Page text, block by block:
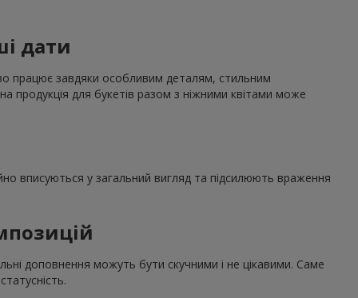
дати
працює завдяки особливим деталям, стильним
продукція для букетів разом з ніжними квітами може
вписуються у загальний вигляд та підсилюють враження
доповнення можуть бути скучними і не цікавими. Саме